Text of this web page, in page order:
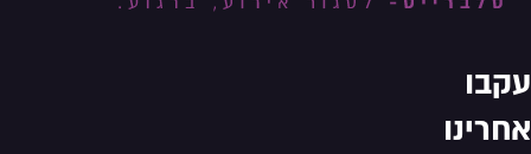
עקבו
אחרינו